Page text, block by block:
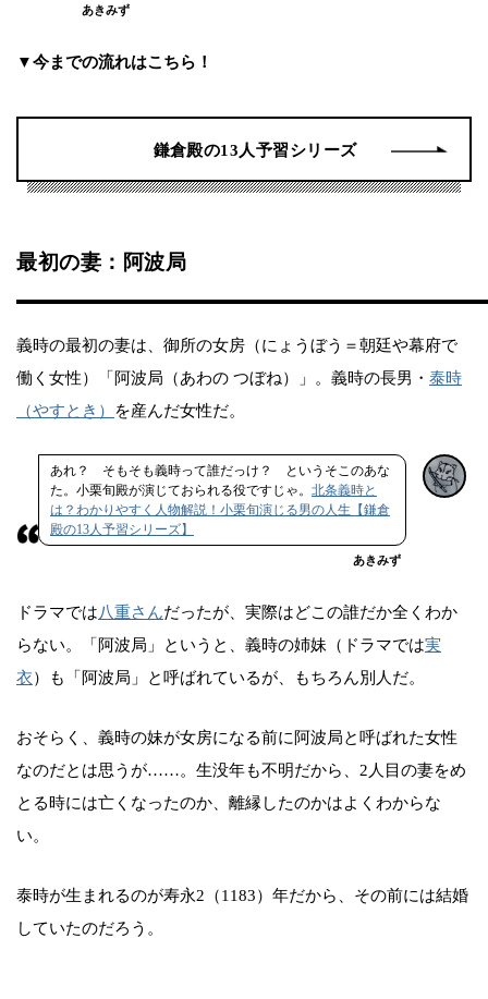
あきみず
▼今までの流れはこちら！
鎌倉殿の13人予習シリーズ
最初の妻：阿波局
義時の最初の妻は、御所の女房（にょうぼう＝朝廷や幕府で
働く女性）「阿波局（あわの つぼね）」。義時の長男・ 泰時
（やすとき）
を産んだ女性だ。
あれ？ そもそも義時って誰だっけ？ というそこのあな
た。小栗旬殿が演じておられる役ですじゃ。 北条義時と
は？わかりやすく人物解説！小栗旬演じる男の人生【鎌倉
殿の13人予習シリーズ】
あきみず
ドラマでは八重さんだったが、実際はどこの誰だか全くわか
らない。「阿波局」というと、義時の姉妹（ドラマでは実
衣）も「阿波局」と呼ばれているが、もちろん別人だ。
おそらく、義時の妹が女房になる前に阿波局と呼ばれた女性
なのだとは思うが……。生没年も不明だから、2人目の妻をめ
とる時には亡くなったのか、離縁したのかはよくわからな
い。
泰時が生まれるのが寿永2（1183）年だから、その前には結婚
していたのだろう。